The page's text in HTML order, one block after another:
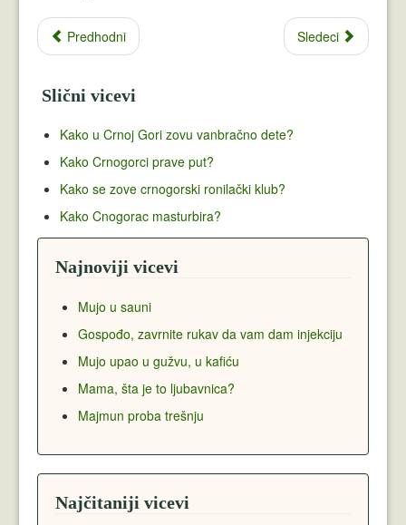
Predhodni Sledeci
Slični vicevi
Kako u Crnoj Gori zovu vanbračno dete?
Kako Crnogorci prave put?
Kako se zove crnogorski ronilački klub?
Kako Cnogorac masturbira?
Najnoviji vicevi
Mujo u sauni
Gospođo, zavrnite rukav da vam dam injekciju
Mujo upao u gužvu, u kafiću
Mama, šta je to ljubavnica?
Majmun proba trešnju
Najčitaniji vicevi